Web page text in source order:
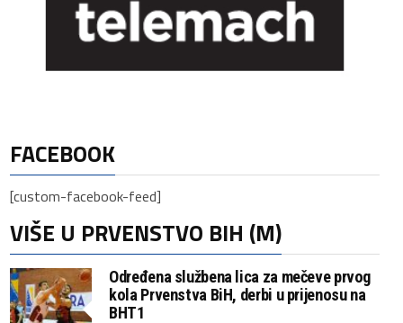
FACEBOOK
[custom-facebook-feed]
VIŠE U PRVENSTVO BIH (M)
Određena službena lica za mečeve prvog
kola Prvenstva BiH, derbi u prijenosu na
BHT1